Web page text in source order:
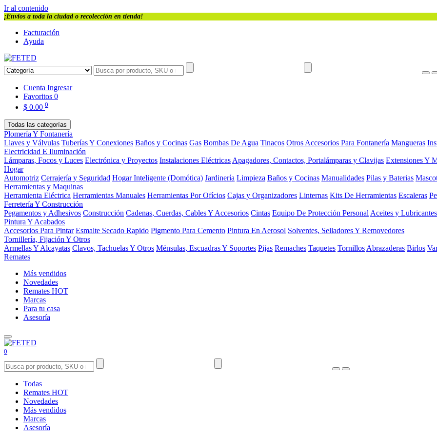
Ir al contenido
¡Envios a toda la ciudad o recolección en tienda!
Facturación
Ayuda
Cuenta Ingresar
Favoritos 0
$ 0.00 0
Todas las categorías
Plomería Y Fontanería
Llaves y Válvulas Tuberías Y Conexiones Baños y Cocinas Gas Bombas De Agua Tinacos Otros Accesorios Para Fontanería Mangueras
Electricidad E Iluminación
Lámparas, Focos y Luces Electrónica y Proyectos Instalaciones Eléctricas Apagadores, Contactos, Portalámparas y Clavijas Extensiones Y
Hogar
Automotriz Cerrajería y Seguridad Hogar Inteligente (Domótica) Jardinería Limpieza Baños y Cocinas Manualidades Pilas y Baterias
Herramientas y Maquinas
Herramienta Eléctrica Herramientas Manuales Herramientas Por Ofícios Cajas y Organizadores Linternas Kits De Herramientas Escaleras
Ferretería Y Construcción
Pegamentos y Adhesivos Construcción Cadenas, Cuerdas, Cables Y Accesorios Cintas Equipo De Protección Personal Aceites y Lubricantes
Pintura Y Acabados
Accesorios Para Pintar Esmalte Secado Rapido Pigmento Para Cemento Pintura En Aerosol Solventes, Selladores Y Removedores
Tornillería, Fijación Y Otros
Armellas Y Alcayatas Clavos, Tachuelas Y Otros Ménsulas, Escuadras Y Soportes Pijas Remaches Taquetes Tornillos Abrazaderas Birlos
Remates
Más vendidos
Novedades
Remates HOT
Marcas
Para tu casa
Asesoría
0
Todas
Remates HOT
Novedades
Más vendidos
Marcas
Asesoría